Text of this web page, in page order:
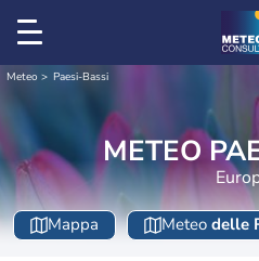
Meteo Paesi-Bassi
METEO
Mappa Meteo delle